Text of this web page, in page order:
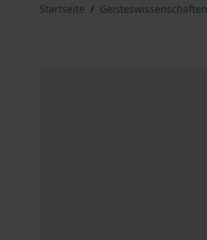
Startseite / Geisteswissenschaften